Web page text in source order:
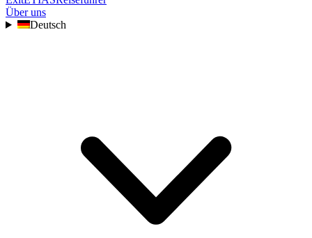
Über uns
Deutsch